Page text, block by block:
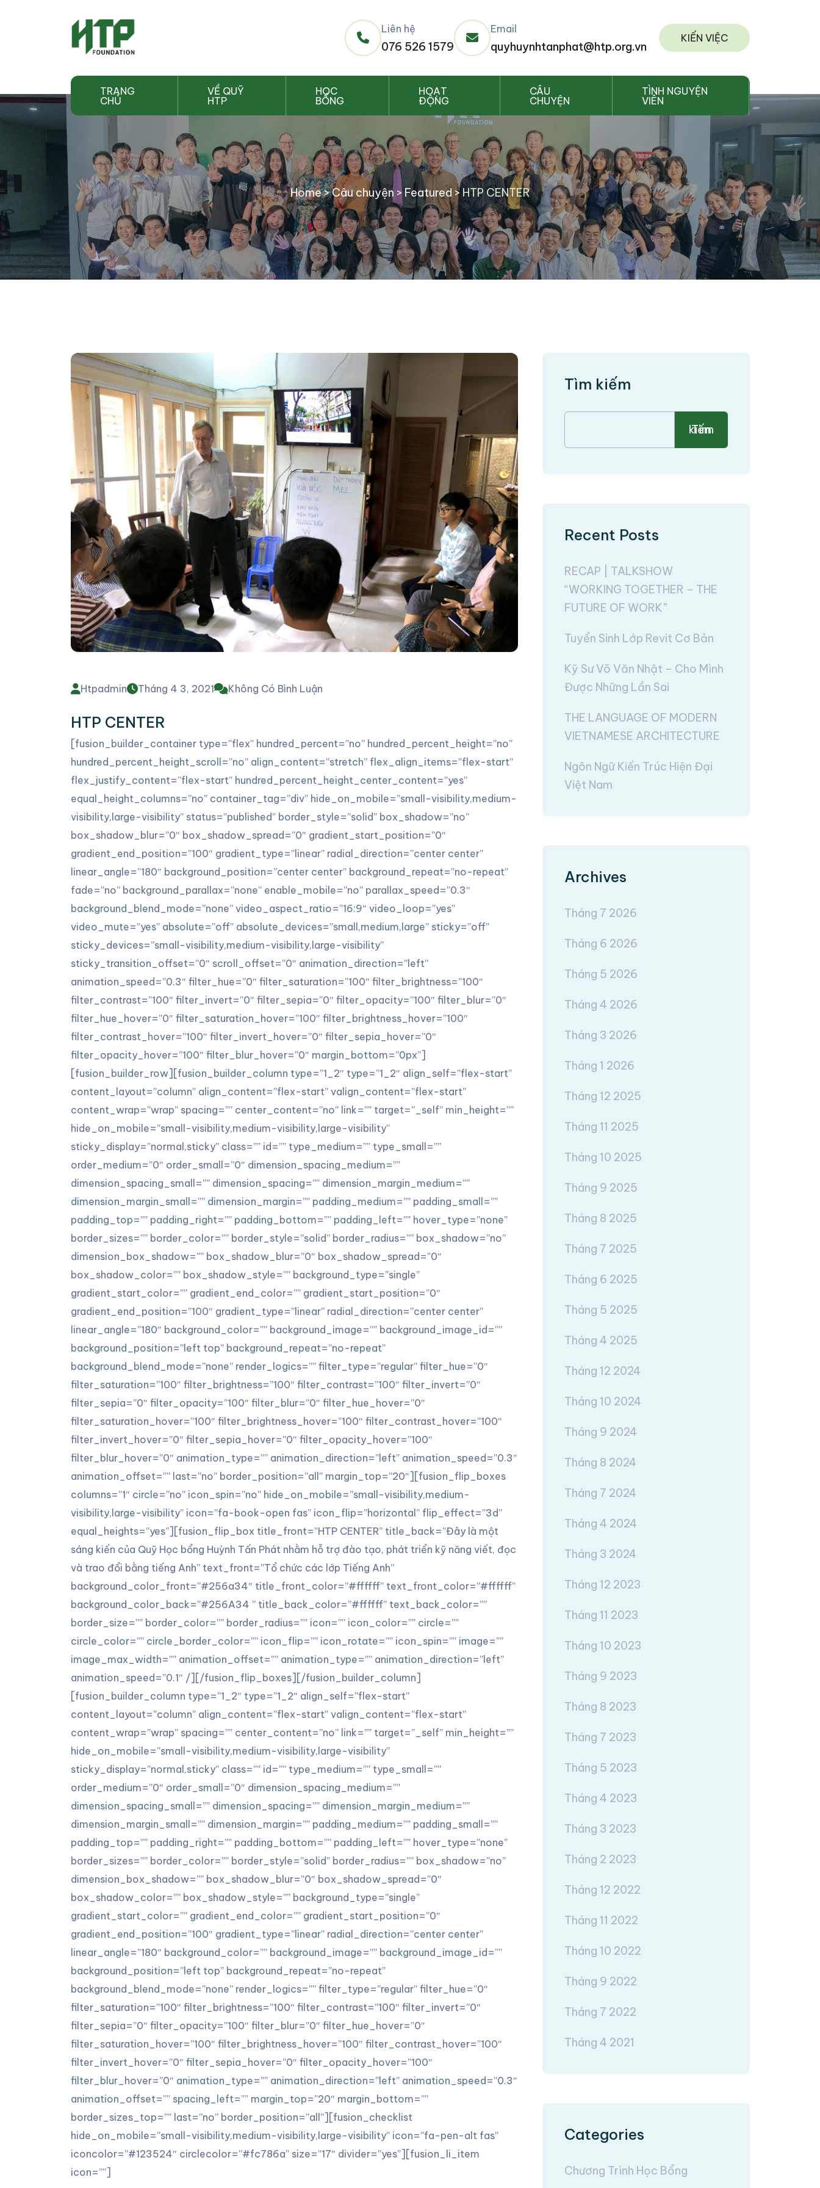
Liên hệ
076 526 1579
Email
quyhuynhtanphat@htp.org.vn
KIẾN VIỆC
TRANG
CHỦ
VỀ QUỸ
HTP
HỌC
BỔNG
HOẠT
ĐỘNG
CÂU
CHUYỆN
TÌNH NGUYỆN
VIÊN
Home>Câu chuyện >Featured >HTP CENTER
Htpadmin Tháng 4 3, 2021 Không Có Bình Luận
HTP CENTER
[fusion_builder_container type=”flex” hundred_percent=”no” hundred_percent_height=”no”
hundred_percent_height_scroll=”no” align_content=”stretch” flex_align_items=”flex-start”
flex_justify_content=”flex-start” hundred_percent_height_center_content=”yes”
equal_height_columns=”no” container_tag=”div” hide_on_mobile=”small-visibility,medium-
visibility,large-visibility” status=”published” border_style=”solid” box_shadow=”no”
box_shadow_blur=”0″ box_shadow_spread=”0″ gradient_start_position=”0″
gradient_end_position=”100″ gradient_type=”linear” radial_direction=”center center”
linear_angle=”180″ background_position=”center center” background_repeat=”no-repeat”
fade=”no” background_parallax=”none” enable_mobile=”no” parallax_speed=”0.3″
background_blend_mode=”none” video_aspect_ratio=”16:9″ video_loop=”yes”
video_mute=”yes” absolute=”off” absolute_devices=”small,medium,large” sticky=”off”
sticky_devices=”small-visibility,medium-visibility,large-visibility”
sticky_transition_offset=”0″ scroll_offset=”0″ animation_direction=”left”
animation_speed=”0.3″ filter_hue=”0″ filter_saturation=”100″ filter_brightness=”100″
filter_contrast=”100″ filter_invert=”0″ filter_sepia=”0″ filter_opacity=”100″ filter_blur=”0″
filter_hue_hover=”0″ filter_saturation_hover=”100″ filter_brightness_hover=”100″
filter_contrast_hover=”100″ filter_invert_hover=”0″ filter_sepia_hover=”0″
filter_opacity_hover=”100″ filter_blur_hover=”0″ margin_bottom=”0px”]
[fusion_builder_row][fusion_builder_column type=”1_2″ type=”1_2″ align_self=”flex-start”
content_layout=”column” align_content=”flex-start” valign_content=”flex-start”
content_wrap=”wrap” spacing=”” center_content=”no” link=”” target=”_self” min_height=””
hide_on_mobile=”small-visibility,medium-visibility,large-visibility”
sticky_display=”normal,sticky” class=”” id=”” type_medium=”” type_small=””
order_medium=”0″ order_small=”0″ dimension_spacing_medium=””
dimension_spacing_small=”” dimension_spacing=”” dimension_margin_medium=””
dimension_margin_small=”” dimension_margin=”” padding_medium=”” padding_small=””
padding_top=”” padding_right=”” padding_bottom=”” padding_left=”” hover_type=”none”
border_sizes=”” border_color=”” border_style=”solid” border_radius=”” box_shadow=”no”
dimension_box_shadow=”” box_shadow_blur=”0″ box_shadow_spread=”0″
box_shadow_color=”” box_shadow_style=”” background_type=”single”
gradient_start_color=”” gradient_end_color=”” gradient_start_position=”0″
gradient_end_position=”100″ gradient_type=”linear” radial_direction=”center center”
linear_angle=”180″ background_color=”” background_image=”” background_image_id=””
background_position=”left top” background_repeat=”no-repeat”
background_blend_mode=”none” render_logics=”” filter_type=”regular” filter_hue=”0″
filter_saturation=”100″ filter_brightness=”100″ filter_contrast=”100″ filter_invert=”0″
filter_sepia=”0″ filter_opacity=”100″ filter_blur=”0″ filter_hue_hover=”0″
filter_saturation_hover=”100″ filter_brightness_hover=”100″ filter_contrast_hover=”100″
filter_invert_hover=”0″ filter_sepia_hover=”0″ filter_opacity_hover=”100″
filter_blur_hover=”0″ animation_type=”” animation_direction=”left” animation_speed=”0.3″
animation_offset=”” last=”no” border_position=”all” margin_top=”20″][fusion_flip_boxes
columns=”1″ circle=”no” icon_spin=”no” hide_on_mobile=”small-visibility,medium-
visibility,large-visibility” icon=”fa-book-open fas” icon_flip=”horizontal” flip_effect=”3d”
equal_heights=”yes”][fusion_flip_box title_front=”HTP CENTER” title_back=”Đây là một
sáng kiến của Quỹ Học bổng Huỳnh Tấn Phát nhằm hỗ trợ đào tạo, phát triển kỹ năng viết, đọc
và trao đổi bằng tiếng Anh” text_front=”Tổ chức các lớp Tiếng Anh”
background_color_front=”#256a34″ title_front_color=”#ffffff” text_front_color=”#ffffff”
background_color_back=”#256A34 ” title_back_color=”#ffffff” text_back_color=””
border_size=”” border_color=”” border_radius=”” icon=”” icon_color=”” circle=””
circle_color=”” circle_border_color=”” icon_flip=”” icon_rotate=”” icon_spin=”” image=””
image_max_width=”” animation_offset=”” animation_type=”” animation_direction=”left”
animation_speed=”0.1″ /][/fusion_flip_boxes][/fusion_builder_column]
[fusion_builder_column type=”1_2″ type=”1_2″ align_self=”flex-start”
content_layout=”column” align_content=”flex-start” valign_content=”flex-start”
content_wrap=”wrap” spacing=”” center_content=”no” link=”” target=”_self” min_height=””
hide_on_mobile=”small-visibility,medium-visibility,large-visibility”
sticky_display=”normal,sticky” class=”” id=”” type_medium=”” type_small=””
order_medium=”0″ order_small=”0″ dimension_spacing_medium=””
dimension_spacing_small=”” dimension_spacing=”” dimension_margin_medium=””
dimension_margin_small=”” dimension_margin=”” padding_medium=”” padding_small=””
padding_top=”” padding_right=”” padding_bottom=”” padding_left=”” hover_type=”none”
border_sizes=”” border_color=”” border_style=”solid” border_radius=”” box_shadow=”no”
dimension_box_shadow=”” box_shadow_blur=”0″ box_shadow_spread=”0″
box_shadow_color=”” box_shadow_style=”” background_type=”single”
gradient_start_color=”” gradient_end_color=”” gradient_start_position=”0″
gradient_end_position=”100″ gradient_type=”linear” radial_direction=”center center”
linear_angle=”180″ background_color=”” background_image=”” background_image_id=””
background_position=”left top” background_repeat=”no-repeat”
background_blend_mode=”none” render_logics=”” filter_type=”regular” filter_hue=”0″
filter_saturation=”100″ filter_brightness=”100″ filter_contrast=”100″ filter_invert=”0″
filter_sepia=”0″ filter_opacity=”100″ filter_blur=”0″ filter_hue_hover=”0″
filter_saturation_hover=”100″ filter_brightness_hover=”100″ filter_contrast_hover=”100″
filter_invert_hover=”0″ filter_sepia_hover=”0″ filter_opacity_hover=”100″
filter_blur_hover=”0″ animation_type=”” animation_direction=”left” animation_speed=”0.3″
animation_offset=”” spacing_left=”” margin_top=”20″ margin_bottom=””
border_sizes_top=”” last=”no” border_position=”all”][fusion_checklist
hide_on_mobile=”small-visibility,medium-visibility,large-visibility” icon=”fa-pen-alt fas”
iconcolor=”#123524″ circlecolor=”#fc786a” size=”17″ divider=”yes”][fusion_li_item
icon=””]
Tìm kiếm
Tìm kiếm
Recent Posts
RECAP | TALKSHOW
“WORKING TOGETHER – THE
FUTURE OF WORK”
Tuyển Sinh Lớp Revit Cơ Bản
Kỹ Sư Võ Văn Nhật – Cho Mình
Được Những Lần Sai
THE LANGUAGE OF MODERN
VIETNAMESE ARCHITECTURE
Ngôn Ngữ Kiến Trúc Hiện Đại
Việt Nam
Archives
Tháng 7 2026
Tháng 6 2026
Tháng 5 2026
Tháng 4 2026
Tháng 3 2026
Tháng 1 2026
Tháng 12 2025
Tháng 11 2025
Tháng 10 2025
Tháng 9 2025
Tháng 8 2025
Tháng 7 2025
Tháng 6 2025
Tháng 5 2025
Tháng 4 2025
Tháng 12 2024
Tháng 10 2024
Tháng 9 2024
Tháng 8 2024
Tháng 7 2024
Tháng 4 2024
Tháng 3 2024
Tháng 12 2023
Tháng 11 2023
Tháng 10 2023
Tháng 9 2023
Tháng 8 2023
Tháng 7 2023
Tháng 5 2023
Tháng 4 2023
Tháng 3 2023
Tháng 2 2023
Tháng 12 2022
Tháng 11 2022
Tháng 10 2022
Tháng 9 2022
Tháng 7 2022
Tháng 4 2021
Categories
Chương Trình Học Bổng